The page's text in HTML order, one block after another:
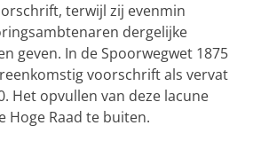
terwijl zij evenmin
dergelijke
geven. In de Spoorwegwet 1875
voorschrift als vervat
Het opvullen van deze lacune
Hoge Raad te buiten.